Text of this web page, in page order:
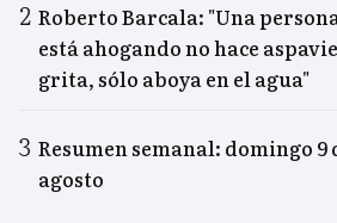
Roberto Barcala: "Una
está ahogando no hace
grita, sólo aboya en el agua"
Resumen semanal: domingo 9
agosto